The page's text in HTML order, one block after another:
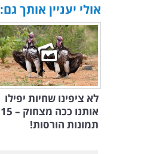
אולי יעניין אותך גם:
לא ציפינו שחיות יפילו
אותנו ככה מצחוק – 15
תמונות הורסות!